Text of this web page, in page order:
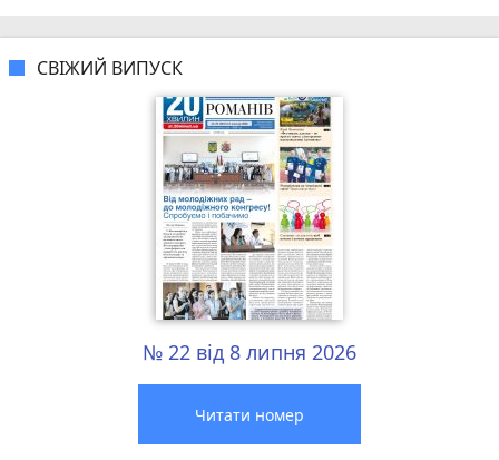
СВІЖИЙ ВИПУСК
№ 22 від 8 липня 2026
Читати номер